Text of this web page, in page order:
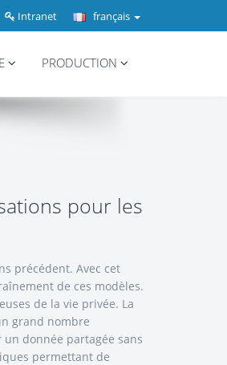
français
Intranet
PRODUCTION
pour les
précédent. Avec cet
de ces modèles.
de la vie privée. La
grand nombre
donnée partagée sans
permettant de